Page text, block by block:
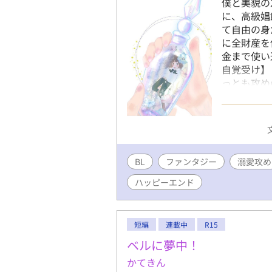
に、高級
て自由の
に全財産
金まで使
自覚受け
っとも攻
去回想)が
☆Twitter
な表紙は
BL ファンタジー
溺愛攻め
ハッピーエンド
短編 連載中 R15
ベルに夢中！
かてきん